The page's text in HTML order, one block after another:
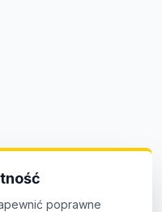
poprawne